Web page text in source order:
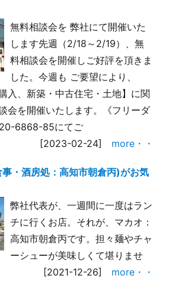
無料相談会を 弊社にて開催いた
します先週（2/18～2/19）、無
料相談会を開催しご好評を頂きま
した。今週も ご要望により、
入、新築・中古住宅・土地】に関
会を開催いたします。《フリーダ
6868-85にてご
[2023-02-24] more・・
・酒房処：高知市朝倉丙)がお気
弊社代表が、一週間に一度はラン
チに行くお店。それが、マカオ：
高知市朝倉丙です。担々麺やチャ
ーシューが美味しくて堪りませ
[2021-12-26] more・・